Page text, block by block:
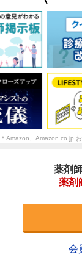
＊Amazon、Amazon.co.jp
薬剤
薬剤
会